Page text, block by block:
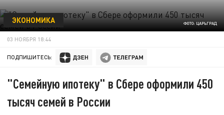
ФОТО: ЦАРЬГРАД
ЭКОНОМИКА
03 НОЯБРЯ 18:44
ПОДПИШИТЕСЬ:
"Семейную ипотеку" в Сбере оформили 450
тысяч семей в России